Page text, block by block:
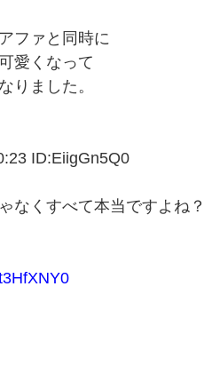
ファと同時に
愛くなって
りました。
ID:EiigGn5Q0
なくすべて本当ですよね？